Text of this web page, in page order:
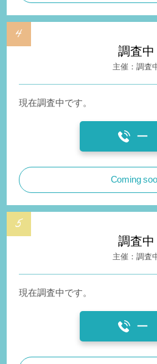
調査中
調査
現在調査中です。
ー
Coming
調査中
調査
現在調査中です。
ー